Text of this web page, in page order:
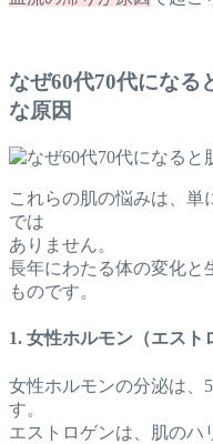
なぜ60代70代になる
な原因
これらの肌の悩みは、単
では
ありません。
長年にわたる体の変化と
ものです。
1. 女性ホルモン（エスト
女性ホルモンの分泌は、
す。
エストロゲンは、肌のハ